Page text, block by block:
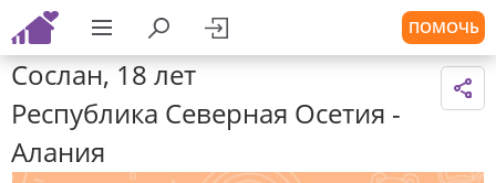
ПОМОЧЬ
Сослан, 18 лет
Республика Северная Осетия -
Алания